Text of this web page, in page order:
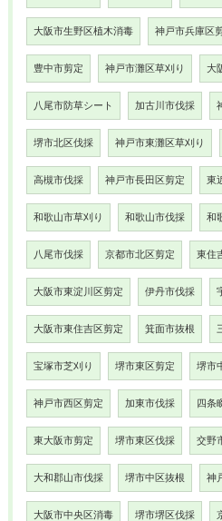
大阪市生野区植木消毒 神戸市兵庫区
豊中市剪定 神戸市灘区草刈り 大
八尾市防草シート 加古川市伐採
堺市北区伐採 神戸市東灘区草刈り
高槻市伐採 神戸市長田区剪定 東
和歌山市草刈り 和歌山市伐採 和
八尾市伐採 京都市北区剪定 東住
大阪市東淀川区剪定 伊丹市伐採
大阪市東住吉区剪定 箕面市抜根
宝塚市芝刈り 堺市東区剪定 堺市
神戸市西区剪定 加東市伐採 四条
東大阪市剪定 堺市東区伐採 交野
大和郡山市伐採 堺市中区抜根 神
大阪市中央区消毒 堺市堺区伐採